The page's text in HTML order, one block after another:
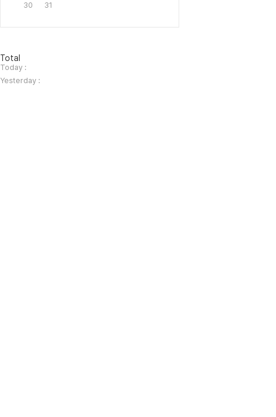
30
31
방
문
자
수
Total
Today :
Yesterday :